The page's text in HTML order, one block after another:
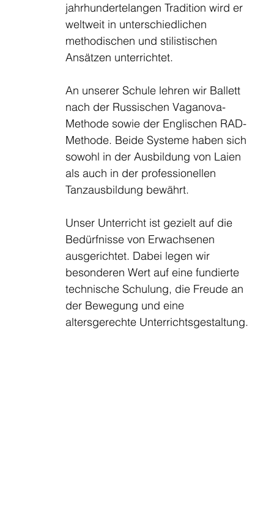
jahrhundertelangen Tradition wird er
weltweit in unterschiedlichen
methodischen und stilistischen
Ansätzen unterrichtet.
An unserer Schule lehren wir Ballett
nach der Russischen Vaganova-
Methode sowie der Englischen RAD-
Methode. Beide Systeme haben sich
sowohl in der Ausbildung von Laien
als auch in der professionellen
Tanzausbildung bewährt.
Unser Unterricht ist gezielt auf die
Bedürfnisse von Erwachsenen
ausgerichtet. Dabei legen wir
besonderen Wert auf eine fundierte
technische Schulung, die Freude an
der Bewegung und eine
altersgerechte Unterrichtsgestaltung.